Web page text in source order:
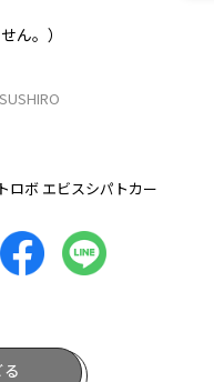
ん。）
ロボ エビスシパトカー